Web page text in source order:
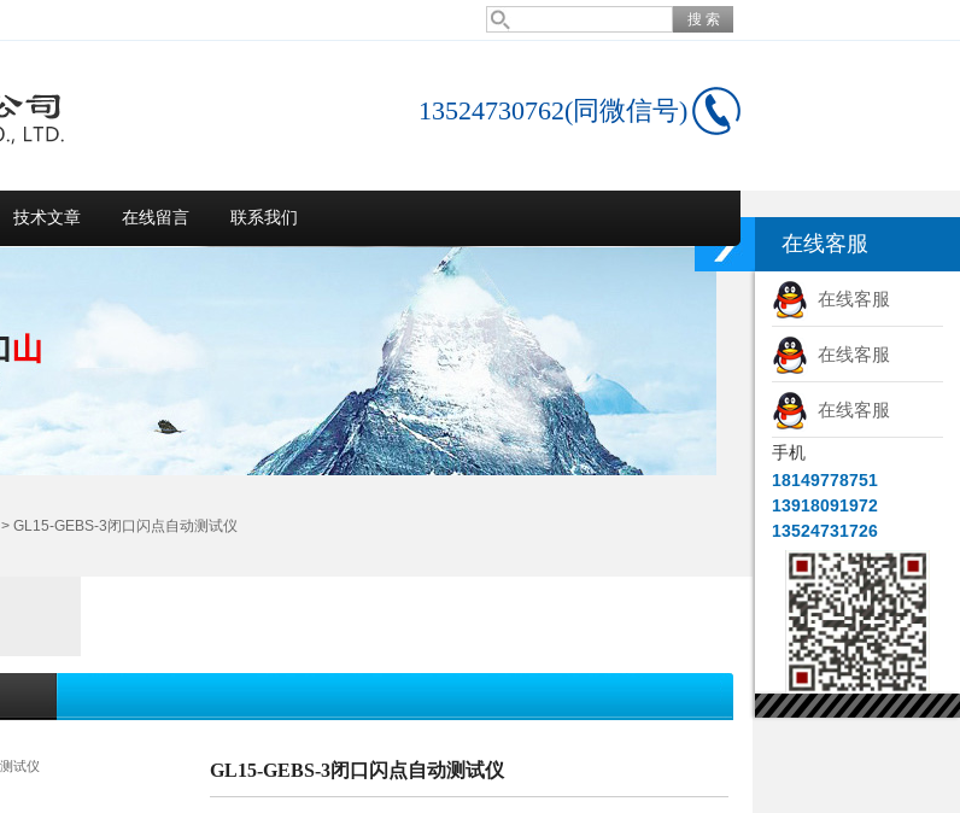
13524730762(同微信号)
技术文章 在线留言 联系我们
> GL15-GEBS-3闭口闪点自动测试仪
GL15-GEBS-3闭口闪点自动测试仪
在线客服
在线客服
在线客服
在线客服
手机
18149778751
13918091972
13524731726